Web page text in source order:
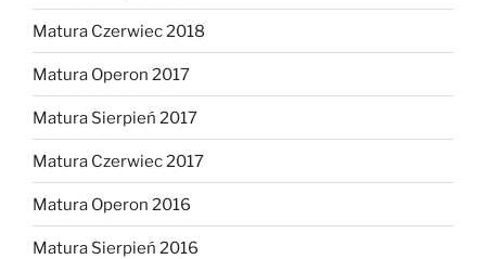
Matura Czerwiec 2018
Matura Operon 2017
Matura Sierpień 2017
Matura Czerwiec 2017
Matura Operon 2016
Matura Sierpień 2016